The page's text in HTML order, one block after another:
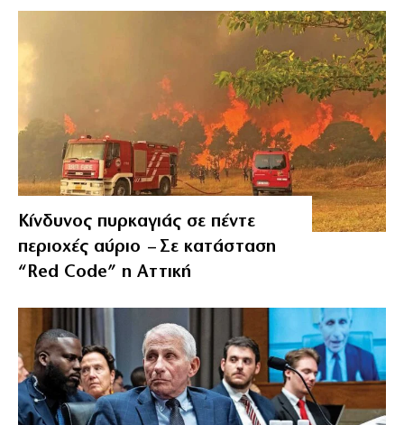
Κίνδυνος πυρκαγιάς σε πέντε
περιοχές αύριο – Σε κατάσταση
“Red Code” η Αττική